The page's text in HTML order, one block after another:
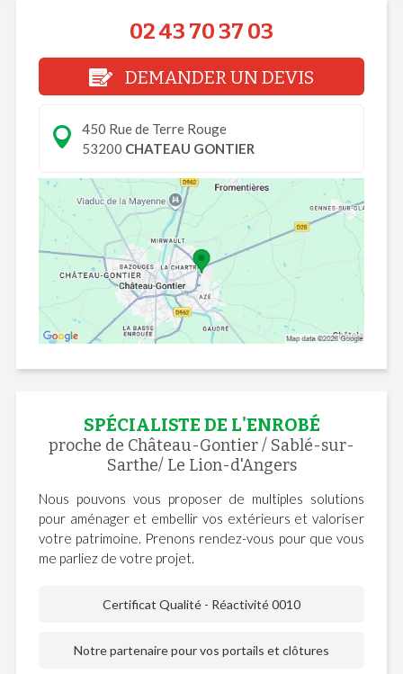
02 43 70 37 03
DEMANDER UN DEVIS
450 Rue de Terre Rouge
53200 CHATEAU GONTIER
SPÉCIALISTE DE L'ENROBÉ
proche de Château-Gontier / Sablé-sur-
Sarthe/ Le Lion-d'Angers
Nous pouvons vous proposer de multiples solutions
pour aménager et embellir vos extérieurs et valoriser
votre patrimoine. Prenons rendez-vous pour que vous
me parliez de votre projet.
Certificat Qualité - Réactivité 0010
Notre partenaire pour vos portails et clôtures